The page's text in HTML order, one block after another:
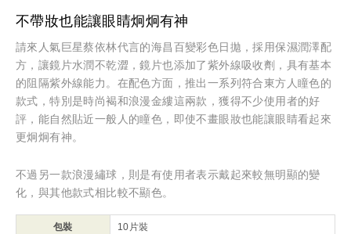
不帶妝也能讓眼睛炯炯有神
請來人氣巨星蔡依林代言的海昌百變彩色日拋，採用保濕潤澤配
方，讓鏡片水潤不乾澀，鏡片也添加了紫外線吸收劑，具有基本
的阻隔紫外線能力。在配色方面，推出一系列符合東方人瞳色的
款式，特別是時尚褐和浪漫金縷這兩款，獲得不少使用者的好
評，能自然貼近一般人的瞳色，即使不畫眼妝也能讓眼睛看起來
更炯炯有神。
不過另一款浪漫繡球，則是有使用者表示戴起來較無明顯的變
化，與其他款式相比較不顯色。
包裝 10片裝